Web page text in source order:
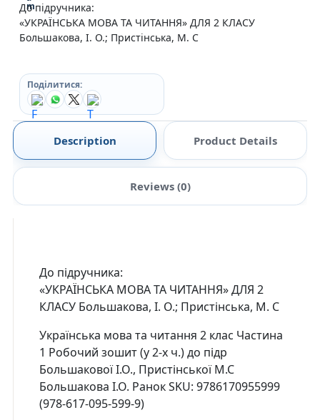
До підручника:
«УКРАЇНСЬКА МОВА ТА ЧИТАННЯ» ДЛЯ 2 КЛАСУ
Большакова, І. О.; Пристінська, М. С
Поділитися:
Description Product Details
Reviews (0)
До підручника:
«УКРАЇНСЬКА МОВА ТА ЧИТАННЯ» ДЛЯ 2
КЛАСУ Большакова, І. О.; Пристінська, М. С
Українська мова та читання 2 клас Частина
1 Робочий зошит (у 2-х ч.) до підр
Большакової І.О., Пристінської М.С
Большакова І.О. Ранок SKU: 9786170955999
(978-617-095-599-9)